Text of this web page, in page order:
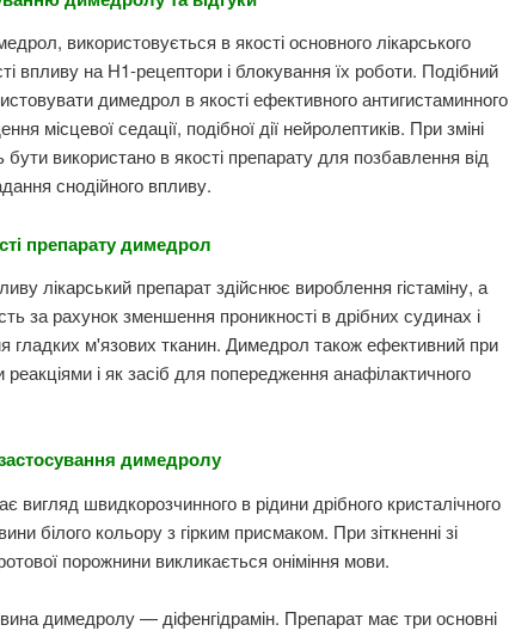
використовується в якості основного лікарського
впливу на Н1-рецептори і блокування їх роботи. Подібний
димедрол в якості ефективного антигистаминного
місцевої седації, подібної дії нейролептиків. При зміні
використано в якості препарату для позбавлення від
снодійного впливу.
препарату димедрол
лікарський препарат здійснює вироблення гістаміну, а
за рахунок зменшення проникності в дрібних судинах і
гладких м'язових тканин. Димедрол також ефективний при
реакціями і як засіб для попередження анафілактичного
димедролу
вигляд швидкорозчинного в рідини дрібного кристалічного
білого кольору з гірким присмаком. При зіткненні зі
порожнини викликається оніміння мови.
димедролу — діфенгідрaмін. Препарат має три основні